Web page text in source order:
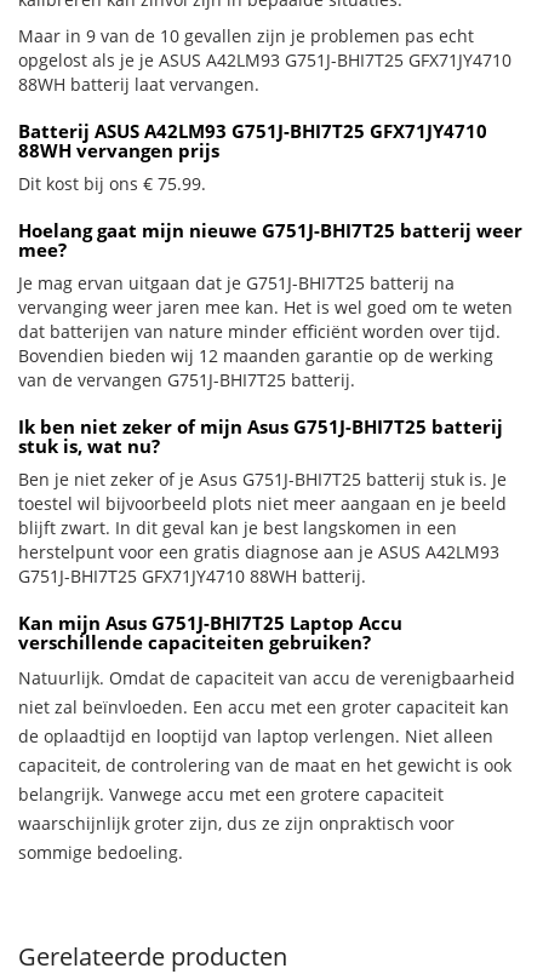
Maar in 9 van de 10 gevallen zijn je problemen pas echt
opgelost als je je ASUS A42LM93 G751J-BHI7T25 GFX71JY4710
88WH batterij laat vervangen.
Batterij ASUS A42LM93 G751J-BHI7T25 GFX71JY4710
88WH vervangen prijs
Dit kost bij ons € 75.99.
Hoelang gaat mijn nieuwe G751J-BHI7T25 batterij weer
mee?
Je mag ervan uitgaan dat je G751J-BHI7T25 batterij na
vervanging weer jaren mee kan. Het is wel goed om te weten
dat batterijen van nature minder efficiënt worden over tijd.
Bovendien bieden wij 12 maanden garantie op de werking
van de vervangen G751J-BHI7T25 batterij.
Ik ben niet zeker of mijn Asus G751J-BHI7T25 batterij
stuk is, wat nu?
Ben je niet zeker of je Asus G751J-BHI7T25 batterij stuk is. Je
toestel wil bijvoorbeeld plots niet meer aangaan en je beeld
blijft zwart. In dit geval kan je best langskomen in een
herstelpunt voor een gratis diagnose aan je ASUS A42LM93
G751J-BHI7T25 GFX71JY4710 88WH batterij.
Kan mijn Asus G751J-BHI7T25 Laptop Accu
verschillende capaciteiten gebruiken?
Natuurlijk. Omdat de capaciteit van accu de verenigbaarheid
niet zal beïnvloeden. Een accu met een groter capaciteit kan
de oplaadtijd en looptijd van laptop verlengen. Niet alleen
capaciteit, de controlering van de maat en het gewicht is ook
belangrijk. Vanwege accu met een grotere capaciteit
waarschijnlijk groter zijn, dus ze zijn onpraktisch voor
sommige bedoeling.
Gerelateerde producten